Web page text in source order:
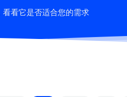
看它是否适合您的需求